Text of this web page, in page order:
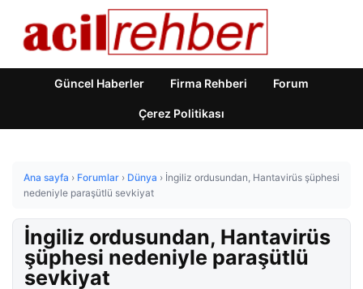
Güncel Haberler Firma Rehberi Forum
Çerez Politikası
Ana sayfa › Forumlar › Dünya › İngiliz ordusundan, Hantavirüs şüphesi
nedeniyle paraşütlü sevkiyat
İngiliz ordusundan, Hantavirüs
şüphesi nedeniyle paraşütlü
sevkiyat